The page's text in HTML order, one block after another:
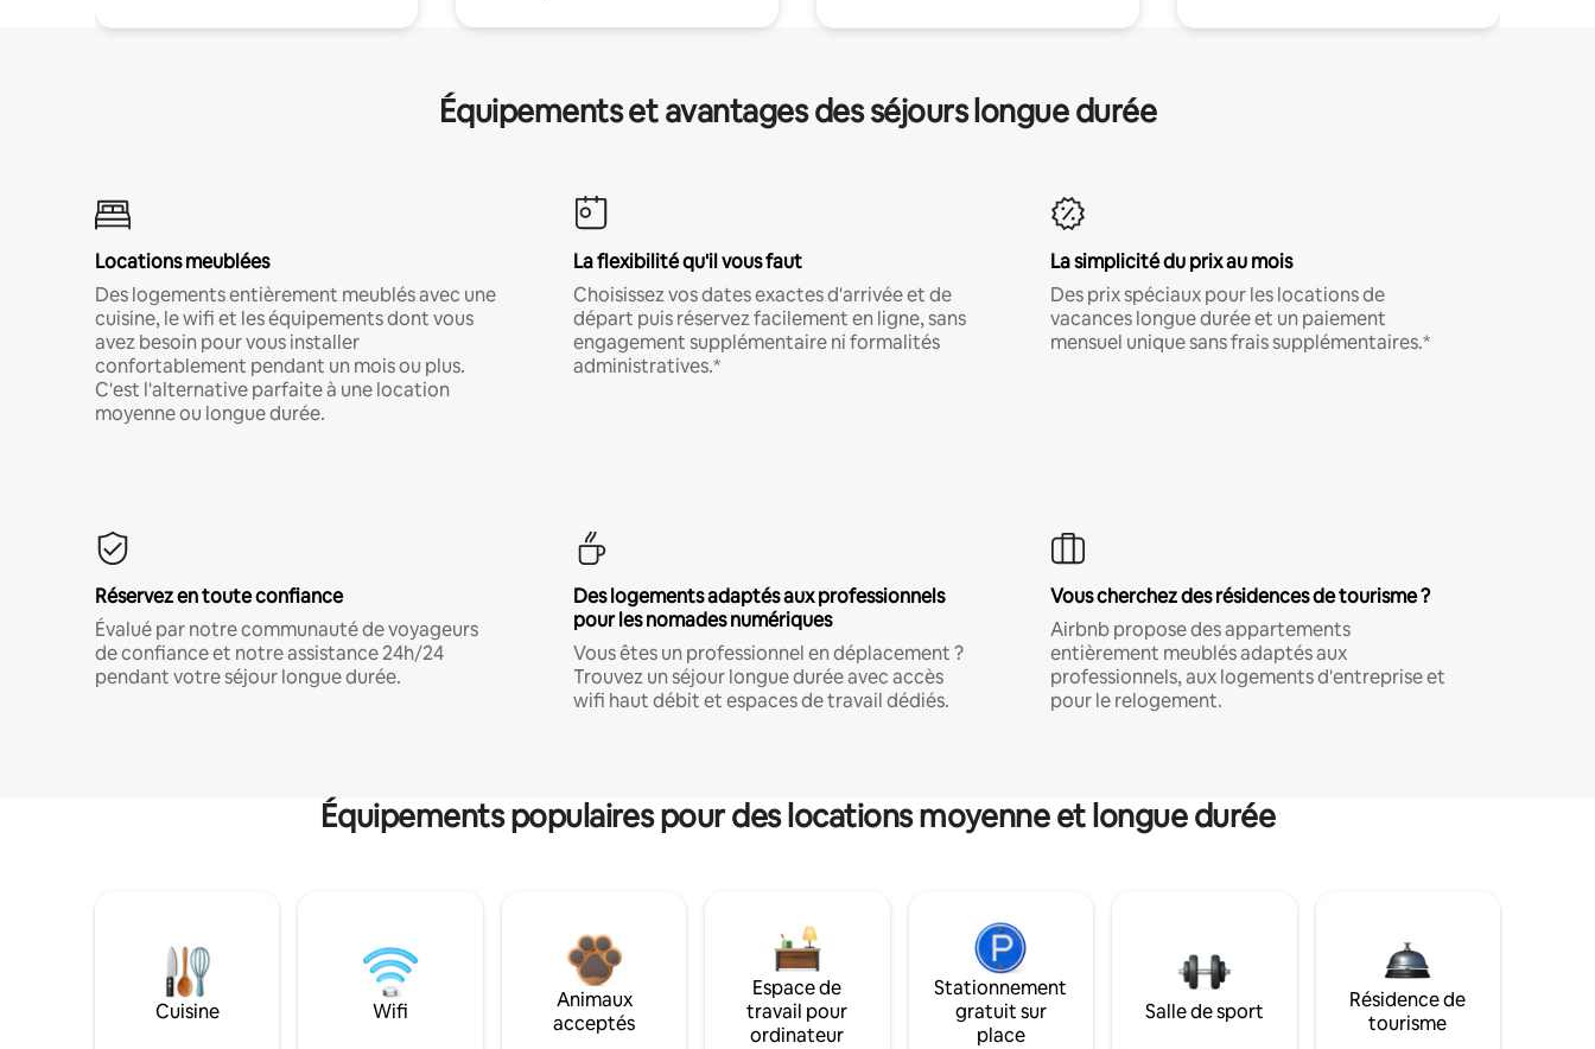
Équipements et avantages des séjours longue durée
Locations meublées
Des logements entièrement meublés avec une
cuisine, le wifi et les équipements dont vous
avez besoin pour vous installer
confortablement pendant un mois ou plus.
C'est l'alternative parfaite à une location
moyenne ou longue durée.
La flexibilité qu'il vous faut
Choisissez vos dates exactes d'arrivée et de
départ puis réservez facilement en ligne, sans
engagement supplémentaire ni formalités
administratives.*
La simplicité du prix au mois
Des prix spéciaux pour les locations de
vacances longue durée et un paiement
mensuel unique sans frais supplémentaires.*
Réservez en toute confiance
Évalué par notre communauté de voyageurs
de confiance et notre assistance 24h/24
pendant votre séjour longue durée.
Des logements adaptés aux professionnels
pour les nomades numériques
Vous êtes un professionnel en déplacement ?
Trouvez un séjour longue durée avec accès
wifi haut débit et espaces de travail dédiés.
Vous cherchez des résidences de tourisme ?
Airbnb propose des appartements
entièrement meublés adaptés aux
professionnels, aux logements d'entreprise et
pour le relogement.
Équipements populaires pour des locations moyenne et longue durée
Cuisine Wifi
Animaux
acceptés
Espace de
travail pour
ordinateur
Stationnement
gratuit sur
place
Salle de sport
Résidence de
tourisme